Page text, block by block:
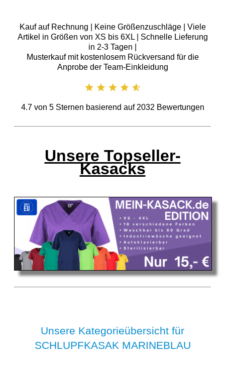
Kauf auf Rechnung | Keine Größenzuschläge | Viele
Artikel in Größen von XS bis 6XL | Schnelle Lieferung
in 2-3 Tagen |
Musterkauf mit kostenlosem Rückversand für die
Anprobe der Team-Einkleidung
4.7von 5Sternen basierend auf 2032 Bewertungen
Unsere Topseller-
Kasacks
Unsere Kategorieübersicht für
SCHLUPFKASAK MARINEBLAU